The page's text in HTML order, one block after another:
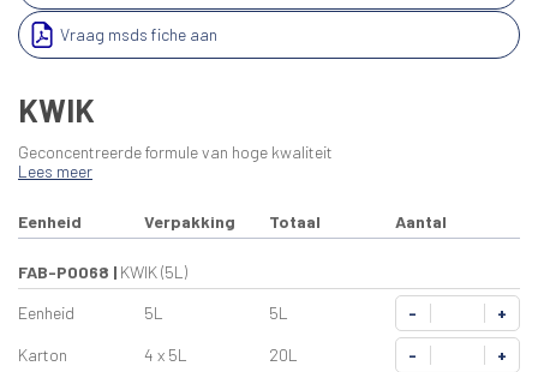
Vraag msds fiche aan
KWIK
Geconcentreerde formule van hoge kwaliteit
Lees meer
Eenheid Verpakking Totaal Aantal
FAB-P0068 | KWIK (5L)
Eenheid
5L 5L - +
Karton 4 x 5L 20L - +